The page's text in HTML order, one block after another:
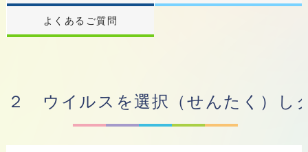
よくあるご質問
２ ウイルスを選択（せんたく）し